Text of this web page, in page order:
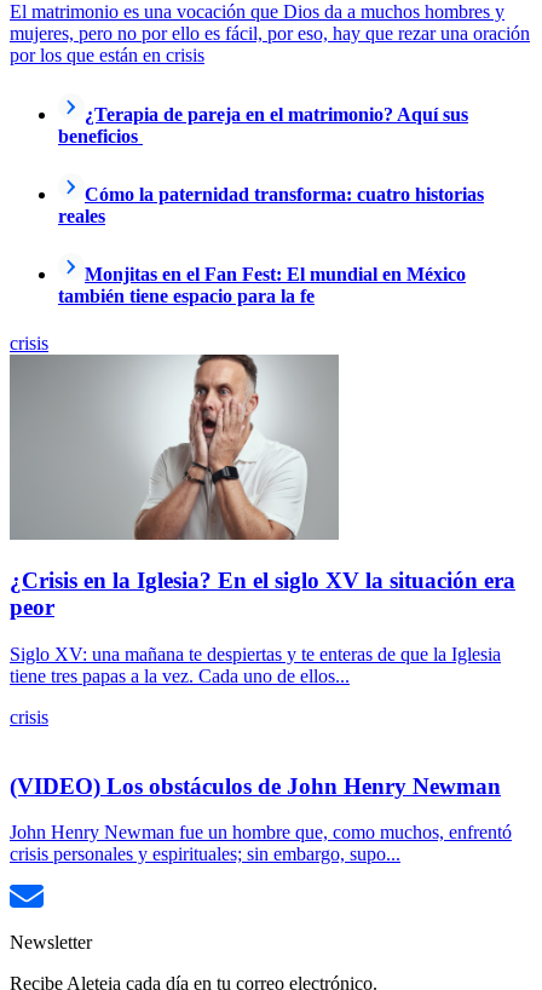
El matrimonio es una vocación que Dios da a muchos hombres y
mujeres, pero no por ello es fácil, por eso, hay que rezar una oración
por los que están en crisis
¿Terapia de pareja en el matrimonio? Aquí sus
beneficios
Cómo la paternidad transforma: cuatro historias
reales
Monjitas en el Fan Fest: El mundial en México
también tiene espacio para la fe
crisis
¿Crisis en la Iglesia? En el siglo XV la situación era
peor
Siglo XV: una mañana te despiertas y te enteras de que la Iglesia
tiene tres papas a la vez. Cada uno de ellos...
crisis
(VIDEO) Los obstáculos de John Henry Newman
John Henry Newman fue un hombre que, como muchos, enfrentó
crisis personales y espirituales; sin embargo, supo...
Newsletter
Recibe Aleteia cada día en tu correo electrónico.